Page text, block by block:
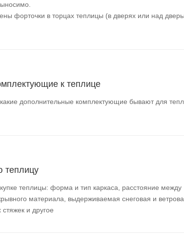
форточки в торцах теплицы (в дверях или над
к теплице
дополнительные комплектующие бывают для
теплицу
теплицы: форма и тип каркаса, расстояние между
материала, выдерживаемая снеговая и
стяжек и другое